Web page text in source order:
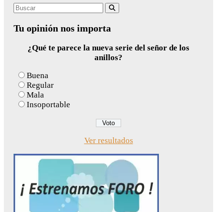
Search
Tu opinión nos importa
¿Qué te parece la nueva serie del señor de los
anillos?
Buena
Regular
Mala
Insoportable
Ver resultados